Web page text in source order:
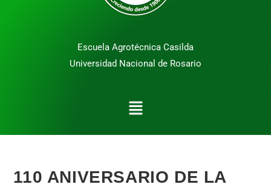
Escuela Agrotécnica Casilda
Universidad Nacional de Rosario
110 ANIVERSARIO DE LA